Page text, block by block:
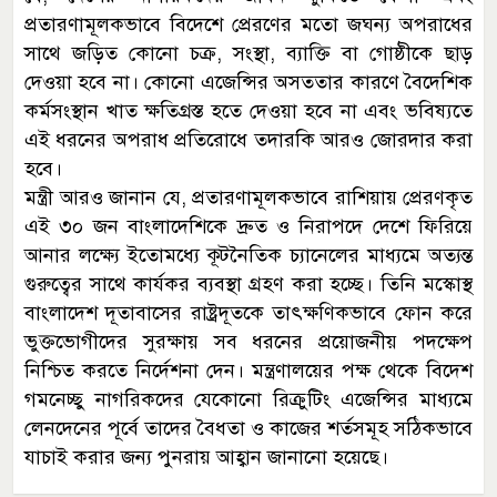
প্রতারণামূলকভাবে বিদেশে প্রেরণের মতো জঘন্য অপরাধের
সাথে জড়িত কোনো চক্র, সংস্থা, ব্যাক্তি বা গোষ্ঠীকে ছাড়
দেওয়া হবে না। কোনো এজেন্সির অসততার কারণে বৈদেশিক
কর্মসংস্থান খাত ক্ষতিগ্রস্ত হতে দেওয়া হবে না এবং ভবিষ্যতে
এই ধরনের অপরাধ প্রতিরোধে তদারকি আরও জোরদার করা
হবে।
মন্ত্রী আরও জানান যে, প্রতারণামূলকভাবে রাশিয়ায় প্রেরণকৃত
এই ৩০ জন বাংলাদেশিকে দ্রুত ও নিরাপদে দেশে ফিরিয়ে
আনার লক্ষ্যে ইতোমধ্যে কূটনৈতিক চ্যানেলের মাধ্যমে অত্যন্ত
গুরুত্বের সাথে কার্যকর ব্যবস্থা গ্রহণ করা হচ্ছে। তিনি মস্কোস্থ
বাংলাদেশ দূতাবাসের রাষ্ট্রদূতকে তাৎক্ষণিকভাবে ফোন করে
ভুক্তভোগীদের সুরক্ষায় সব ধরনের প্রয়োজনীয় পদক্ষেপ
নিশ্চিত করতে নির্দেশনা দেন। মন্ত্রণালয়ের পক্ষ থেকে বিদেশ
গমনেচ্ছু নাগরিকদের যেকোনো রিক্রুটিং এজেন্সির মাধ্যমে
লেনদেনের পূর্বে তাদের বৈধতা ও কাজের শর্তসমূহ সঠিকভাবে
যাচাই করার জন্য পুনরায় আহ্বান জানানো হয়েছে।